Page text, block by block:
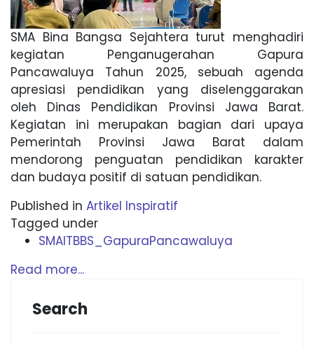
SMA Bina Bangsa Sejahtera turut menghadiri
kegiatan Penganugerahan Gapura
Pancawaluya Tahun 2025, sebuah agenda
apresiasi pendidikan yang diselenggarakan
oleh Dinas Pendidikan Provinsi Jawa Barat.
Kegiatan ini merupakan bagian dari upaya
Pemerintah Provinsi Jawa Barat dalam
mendorong penguatan pendidikan karakter
dan budaya positif di satuan pendidikan.
Published in Artikel Inspiratif
Tagged under
SMAITBBS_GapuraPancawaluya
Read more...
Search